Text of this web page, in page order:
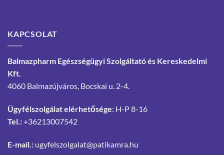
KAPCSOLAT
Balmazpharm Egészségügyi Szolgáltató és Kereskedelmi
Kft.
4060 Balmazújváros, Bocskai u. 2-4.
Ügyfélszolgálat elérhetősége: H-P 8-16
Tel.:+36213007542
E-mail.: ugyfelszolgalat@patikamra.hu